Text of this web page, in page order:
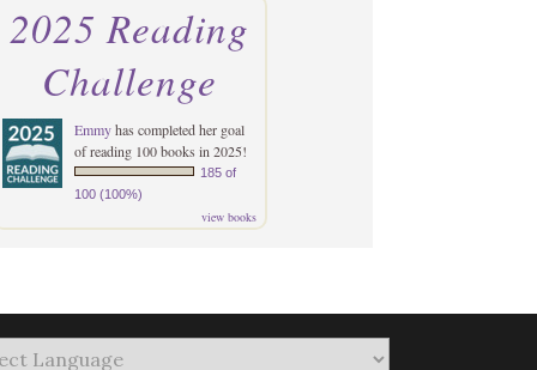
2025 Reading
Challenge
Emmyhas completed her goal
of reading 100 books in 2025!
185 of
100 (100%)
view books